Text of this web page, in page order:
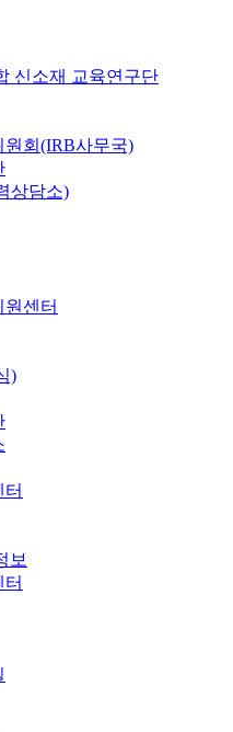
신소재 교육연구단
회(IRB사무국)
상담소)
센터
)
보